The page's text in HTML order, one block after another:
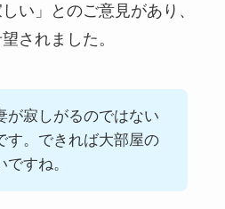
い」とのご意見があり、
されました。
が寂しがるのではない
す。できれば大部屋の
すね。